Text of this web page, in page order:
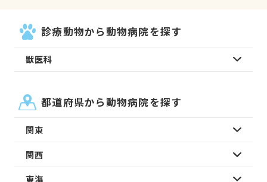
診療動物から動物病院を探す
獣医科
都道府県から動物病院を探す
関東
関西
東海